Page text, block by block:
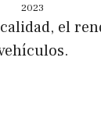
2023
el